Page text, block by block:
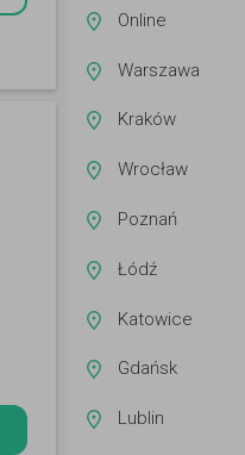
Online
Warszawa
Kraków
Wrocław
Poznań
Łódź
Katowice
Gdańsk
Lublin